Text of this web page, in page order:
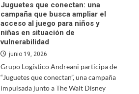
Juguetes que conectan: una
campaña que busca ampliar el
acceso al juego para niños y
niñas en situación de
vulnerabilidad
junio 19, 2026
Grupo Logístico Andreani participa de
“Juguetes que conectan”, una campaña
impulsada junto a The Walt Disney